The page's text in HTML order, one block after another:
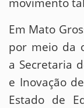
Em Mato
por meio da
a Secretaria
e Inovação
Estado de